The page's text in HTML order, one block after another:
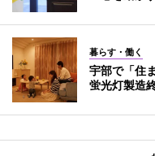
暮らす・働く
宇部で「住
蛍光灯製造